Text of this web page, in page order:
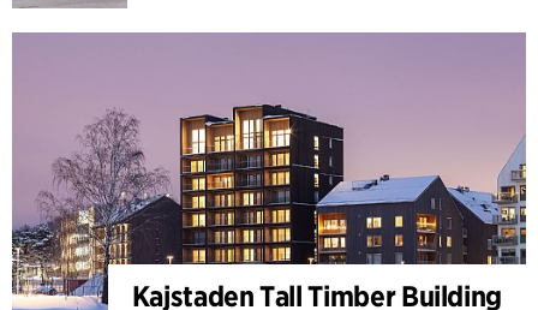
Kajstaden Tall Timber Building